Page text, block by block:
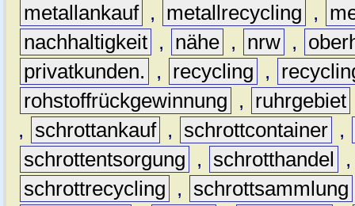
metallankauf , metallrecycling ,
nachhaltigkeit , nähe , nrw ,
privatkunden.
, recycling ,
rohstoffrückgewinnung
, ruhrgebiet
,
schrottankauf , schrottcontainer ,
schrottentsorgung
, schrotthandel
schrottrecycling
, schrottsammlung